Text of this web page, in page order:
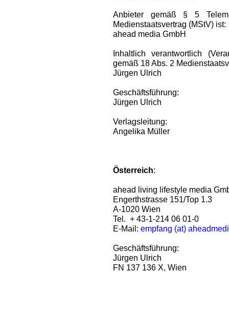
Anbieter gemäß § 5
Medienstaatsvertrag (MStV) ist:
ahead media GmbH
Inhaltlich verantwortlich
gemäß 18 Abs. 2
Jürgen Ulrich
Geschäftsführung:
Jürgen Ulrich
Verlagsleitung:
Angelika Müller
Österreich:
ahead living lifestyle media
Engerthstrasse 151/Top 1.3
A-1020 Wien
Tel. + 43-1-214 06 01-0
E-Mail: empfang (at)
Geschäftsführung:
Jürgen Ulrich
FN 137 136 X, Wien